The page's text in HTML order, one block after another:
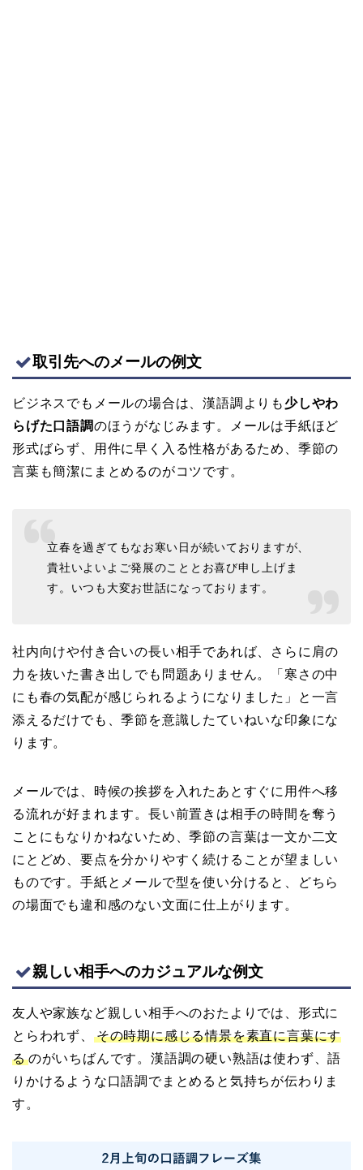
取引先へのメールの例文
ビジネスでもメールの場合は、漢語調よりも 少しやわ
らげた口語調のほうがなじみます。メールは手紙ほど
形式ばらず、用件に早く入る性格があるため、季節の
言葉も簡潔にまとめるのがコツです。
立春を過ぎてもなお寒い日が続いておりますが、
貴社いよいよご発展のこととお喜び申し上げま
す。いつも大変お世話になっております。
社内向けや付き合いの長い相手であれば、さらに肩の
力を抜いた書き出しでも問題ありません。「寒さの中
にも春の気配が感じられるようになりました」と一言
添えるだけでも、季節を意識したていねいな印象にな
ります。
メールでは、時候の挨拶を入れたあとすぐに用件へ移
る流れが好まれます。長い前置きは相手の時間を奪う
ことにもなりかねないため、季節の言葉は一文か二文
にとどめ、要点を分かりやすく続けることが望ましい
ものです。手紙とメールで型を使い分けると、どちら
の場面でも違和感のない文面に仕上がります。
親しい相手へのカジュアルな例文
友人や家族など親しい相手へのおたよりでは、形式に
とらわれず、
その時期に感じる情景を素直に言葉にす
るのがいちばんです。漢語調の硬い熟語は使わず、語
りかけるような口語調でまとめると気持ちが伝わりま
す。